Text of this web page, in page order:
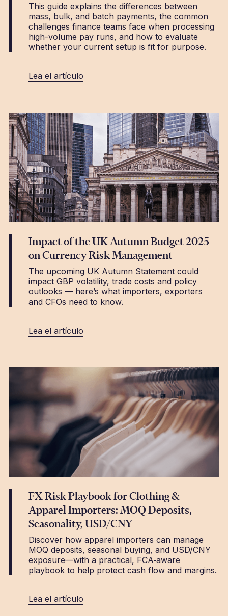
This guide explains the differences between
mass, bulk, and batch payments, the common
challenges finance teams face when processing
high-volume pay runs, and how to evaluate
whether your current setup is fit for purpose.
Lea el artículo
Impact of the UK Autumn Budget 2025
on Currency Risk Management
The upcoming UK Autumn Statement could
impact GBP volatility, trade costs and policy
outlooks — here’s what importers, exporters
and CFOs need to know.
Lea el artículo
FX Risk Playbook for Clothing &
Apparel Importers: MOQ Deposits,
Seasonality, USD/CNY
Discover how apparel importers can manage
MOQ deposits, seasonal buying, and USD/CNY
exposure—with a practical, FCA‑aware
playbook to help protect cash flow and margins.
Lea el artículo